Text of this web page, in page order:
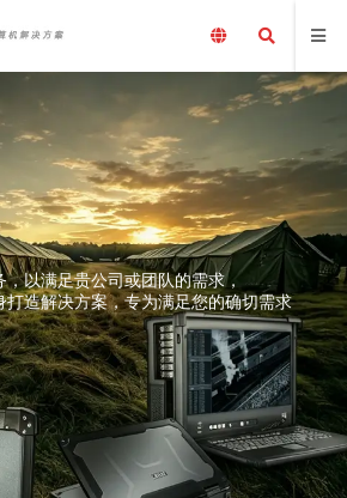
，以满足贵公司或团队的需求，
打造解决方案，专为满足您的确切需求